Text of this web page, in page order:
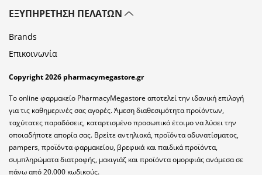
ΕΞΥΠΗΡΈΤΗΣΗ ΠΕΛΑΤΏΝ
Brands
Επικοινωνία
Copyright 2026 pharmacymegastore.gr
Το online φαρμακείο PharmacyMegastore αποτελεί την ιδανική επιλογή
για τις καθημερινές σας αγορές. Άμεση διαθεσιμότητα προϊόντων,
ταχύτατες παραδόσεις, καταρτισμένο προσωπικό έτοιμο να λύσει την
οποιαδήποτε απορία σας. Βρείτε αντηλιακά, προϊόντα αδυνατίσματος,
pampers, προϊόντα φαρμακείου, βρεφικά και παιδικά προϊόντα,
συμπληρώματα διατροφής, μακιγιάζ και προϊόντα ομορφιάς ανάμεσα σε
πάνω από 20.000 κωδικούς.